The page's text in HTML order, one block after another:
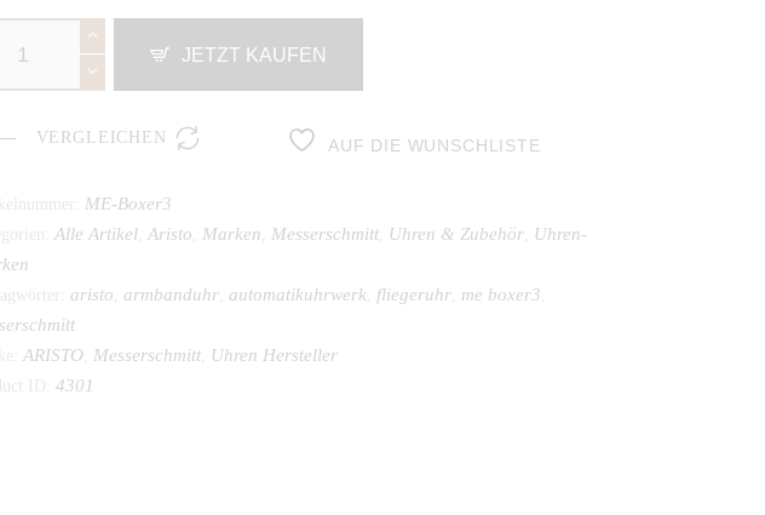
JETZT KAUFEN
VERGLEICHEN  AUF DIE WUNSCHLISTE
ME-Boxer3
Alle Artikel Aristo Marken Messerschmitt Uhren & Zubehör
Uhren-
aristo armbanduhr automatikuhrwerk fliegeruhr me boxer3
ARISTO Messerschmitt Uhren Hersteller
ID: 4301